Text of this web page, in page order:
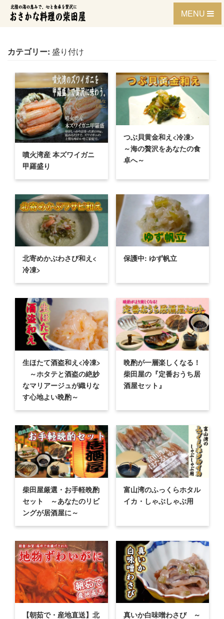
Skip
MENU
カテゴリー: 盛り付け
噴火湾産 本ズワイガニ
甲羅盛り
つぶ貝黄金和え<冷凍>
～海の贅沢をあなたの食
卓へ～
北寄めかぶわさび和え<
冷凍>
保護中: ゆず帆立
生ほたて酒盗和え<冷凍>
～ホタテと酒盗の絶妙
なマリアージュが織りな
す心地よい晩酌～
晩酌が一層楽しくなる！
柴田屋の『定番おうち居
酒屋セット』
柴田屋厳選・お手軽晩酌
セット ～あなたのリビ
ングが居酒屋に～
富山湾のふっくらホタル
イカ・しゃぶしゃぶ用
【朝茹で・産地直送】北
真いか白味噌わさび ～